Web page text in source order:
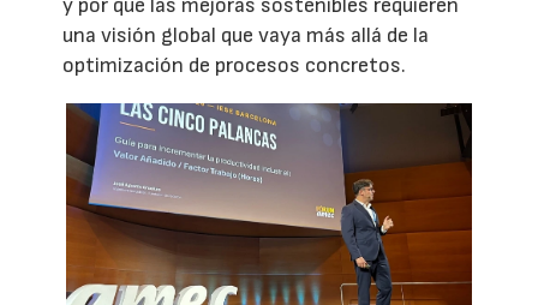
una visión global que vaya más allá de la
optimización de procesos concretos.